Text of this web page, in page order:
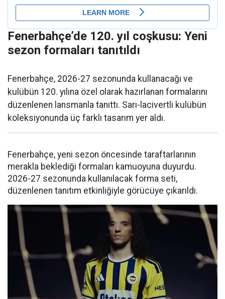
Fenerbahçe’de 120. yıl coşkusu: Yeni
sezon formaları tanıtıldı
Fenerbahçe, 2026-27 sezonunda kullanacağı ve
kulübün 120. yılına özel olarak hazırlanan formalarını
düzenlenen lansmanla tanıttı. Sarı-lacivertli kulübün
koleksiyonunda üç farklı tasarım yer aldı.
Fenerbahçe, yeni sezon öncesinde taraftarlarının
merakla beklediği formaları kamuoyuna duyurdu.
2026-27 sezonunda kullanılacak forma seti,
düzenlenen tanıtım etkinliğiyle görücüye çıkarıldı.